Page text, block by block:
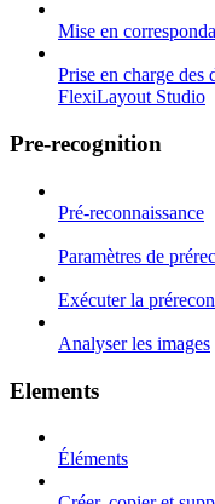
Mise en
Prise en charge
FlexiLayout Studio
Pre-recognition
Pré-reconnaissance
Paramètres de
Exécuter la
Analyser les images
Elements
Éléments